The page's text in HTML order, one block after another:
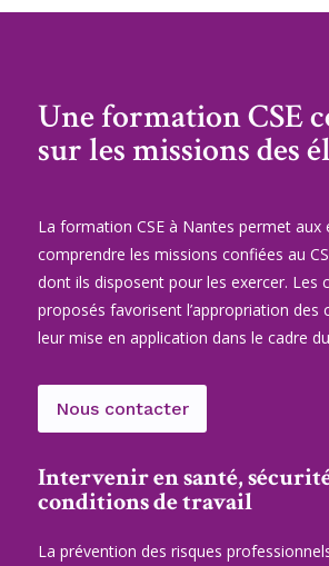
Une formation CSE
sur les missions des
La formation CSE à Nantes permet aux
comprendre les missions confiées au
dont ils disposent pour les exercer. Les
proposés favorisent l’appropriation des
leur mise en application dans le cadre
Nous contacter
Intervenir en santé,
conditions de travail
La prévention des risques